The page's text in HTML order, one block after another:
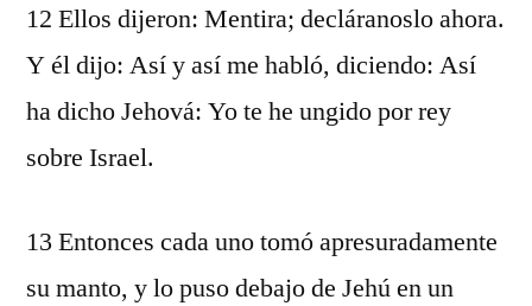
12 Ellos dijeron: Mentira; decláranoslo ahora.
Y él dijo: Así y así me habló, diciendo: Así
ha dicho Jehová: Yo te he ungido por rey
sobre Israel.
13 Entonces cada uno tomó apresuradamente
su manto, y lo puso debajo de Jehú en un